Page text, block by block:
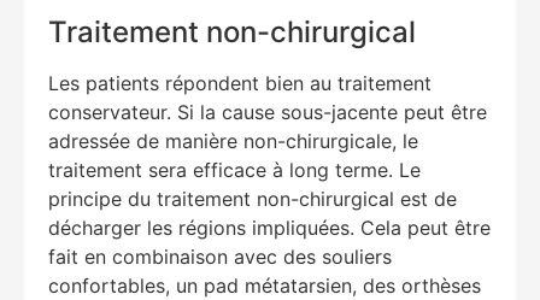
Traitement non-chirurgical
Les patients répondent bien au traitement
conservateur. Si la cause sous-jacente peut être
adressée de manière non-chirurgicale, le
traitement sera efficace à long terme. Le
principe du traitement non-chirurgical est de
décharger les régions impliquées. Cela peut être
fait en combinaison avec des souliers
confortables, un pad métatarsien, des orthèses